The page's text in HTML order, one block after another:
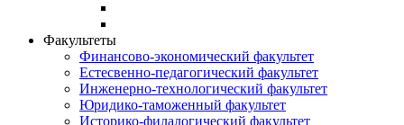
Факультеты
Финансово-экономический факультет
Естесвенно-педагогический факультет
Инженерно-технологический факультет
Юридико-таможенный факультет
Историко-филалогический факультет